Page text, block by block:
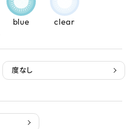
blue clear
度なし